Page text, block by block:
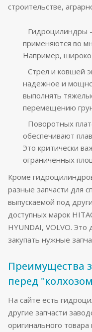
строительстве,
Гидроцилиндры
применяются во
Например, широко
Стрел и ковшей
надежное и
выполнять
перемещению
Поворотных
обеспечивают
Это критически
ограниченных
Кроме
разные запчасти для
выпускаемой под
доступных марок
HYUNDAI, VOLVO.
закупать нужные
Преимущества
перед
На сайте есть
другие запчасти
оригинального товара